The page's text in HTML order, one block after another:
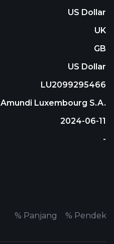
US Dollar
UK
GB
US Dollar
LU2099295466
Amundi Luxembourg S.A.
2024-06-11
-
% Panjang % Pendek